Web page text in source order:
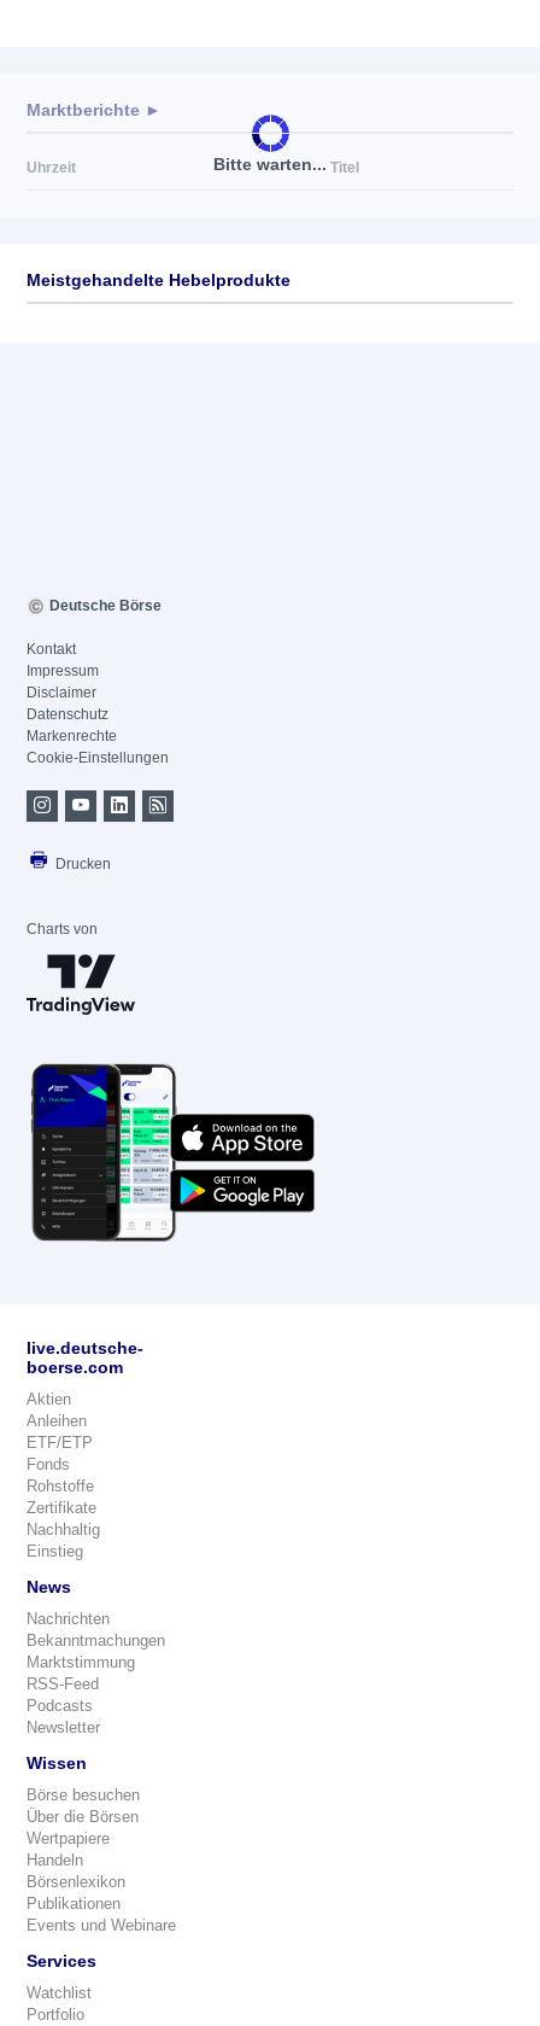
Bitte warten...
Marktberichte ►
Uhrzeit Titel
Meistgehandelte Hebelprodukte
Deutsche Börse
Kontakt
Impressum
Disclaimer
Datenschutz
Markenrechte
Cookie-Einstellungen
Drucken
Charts von
live.deutsche-
boerse.com
Aktien
Anleihen
ETF/ETP
Fonds
Rohstoffe
Zertifikate
Nachhaltig
Einstieg
News
Nachrichten
Bekanntmachungen
Marktstimmung
RSS-Feed
Podcasts
Newsletter
Wissen
Börse besuchen
Über die Börsen
Wertpapiere
Handeln
Börsenlexikon
Publikationen
Events und Webinare
Services
Watchlist
Portfolio